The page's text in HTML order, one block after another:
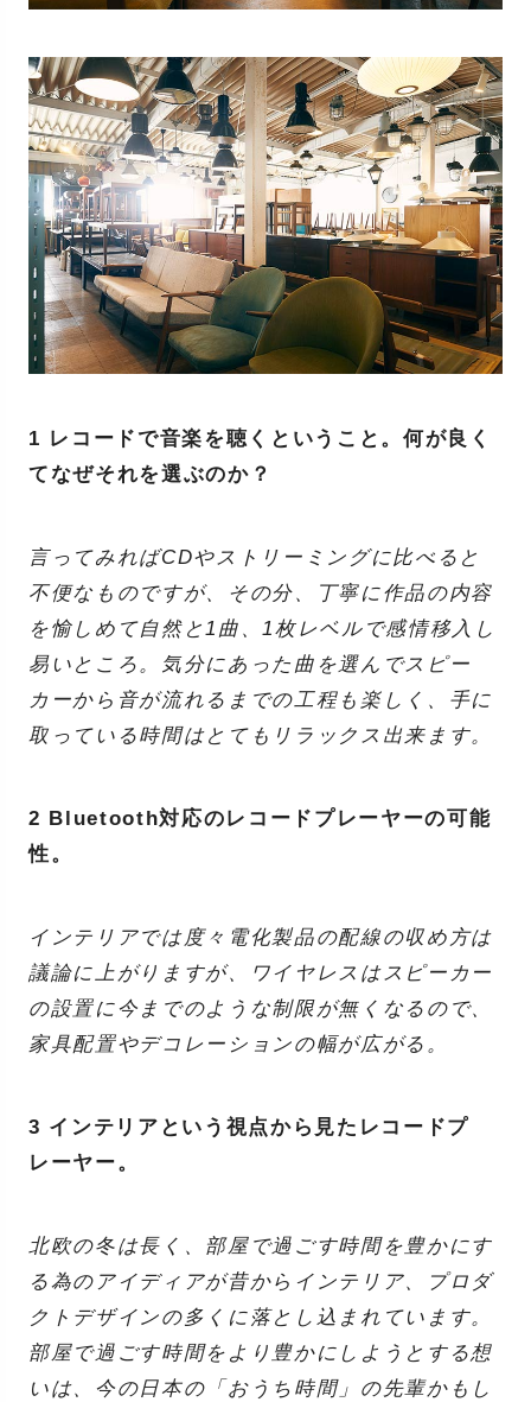
1 レコードで音楽を聴くということ。何が良く
てなぜそれを選ぶのか？
言ってみればCDやストリーミングに比べると
不便なものですが、その分、丁寧に作品の内容
を愉しめて自然と1曲、1枚レベルで感情移入し
易いところ。気分にあった曲を選んでスピー
カーから音が流れるまでの工程も楽しく、手に
取っている時間はとてもリラックス出来ます。
2 Bluetooth対応のレコードプレーヤーの可能
性。
インテリアでは度々電化製品の配線の収め方は
議論に上がりますが、ワイヤレスはスピーカー
の設置に今までのような制限が無くなるので、
家具配置やデコレーションの幅が広がる。
3 インテリアという視点から見たレコードプ
レーヤー。
北欧の冬は長く、部屋で過ごす時間を豊かにす
る為のアイディアが昔からインテリア、プロダ
クトデザインの多くに落とし込まれています。
部屋で過ごす時間をより豊かにしようとする想
いは、今の日本の「おうち時間」の先輩かもし